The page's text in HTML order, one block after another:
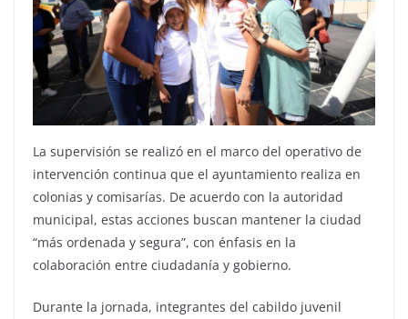
La supervisión se realizó en el marco del operativo de
intervención continua que el ayuntamiento realiza en
colonias y comisarías. De acuerdo con la autoridad
municipal, estas acciones buscan mantener la ciudad
“más ordenada y segura”, con énfasis en la
colaboración entre ciudadanía y gobierno.
Durante la jornada, integrantes del cabildo juvenil